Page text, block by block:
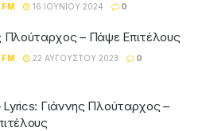
FM 16 ΙΟΥΝΊΟΥ 2024 0
Πλούταρχος – Πάψε Επιτέλους
FM 22 ΑΥΓΟΎΣΤΟΥ 2023 0
Lyrics: Γιάννης Πλούταρχος –